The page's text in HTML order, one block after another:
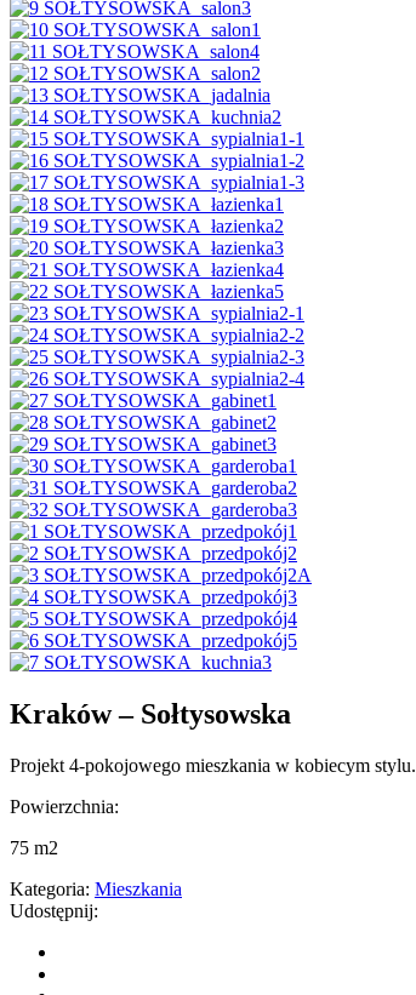
Kraków – Sołtysowska
Projekt 4-pokojowego mieszkania w kobiecym stylu.
Powierzchnia:
75 m2
Kategoria: Mieszkania
Udostępnij: